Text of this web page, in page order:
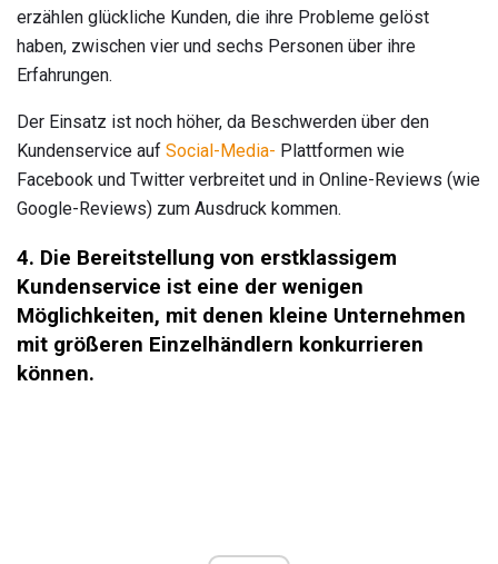
erzählen glückliche Kunden, die ihre Probleme gelöst
haben, zwischen vier und sechs Personen über ihre
Erfahrungen.
Der Einsatz ist noch höher, da Beschwerden über den
Kundenservice auf Social-Media- Plattformen wie
Facebook und Twitter verbreitet und in Online-Reviews (wie
Google-Reviews) zum Ausdruck kommen.
4. Die Bereitstellung von erstklassigem
Kundenservice ist eine der wenigen
Möglichkeiten, mit denen kleine Unternehmen
mit größeren Einzelhändlern konkurrieren
können.